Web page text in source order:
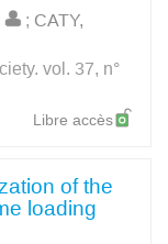
; CATY,
vol. 37, n°
Libre accès
of the
loading